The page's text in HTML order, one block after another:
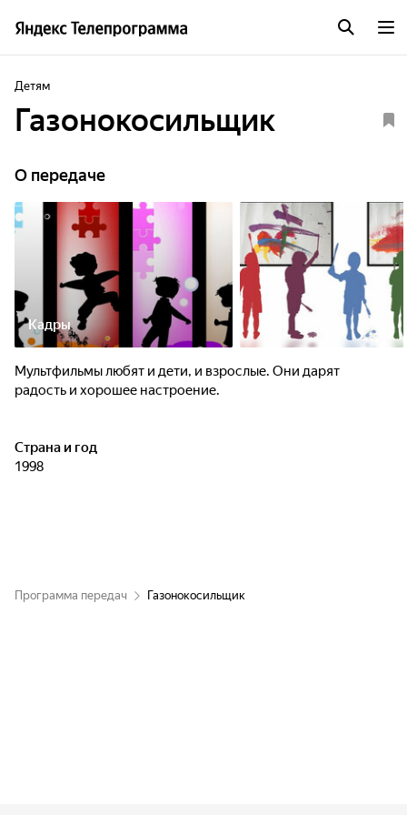
Детям
Газонокосильщик
О передаче
Кадры
Мультфильмы любят и дети, и взрослые. Они дарят
радость и хорошее настроение.
Страна и год
1998
Программа передач Газонокосильщик